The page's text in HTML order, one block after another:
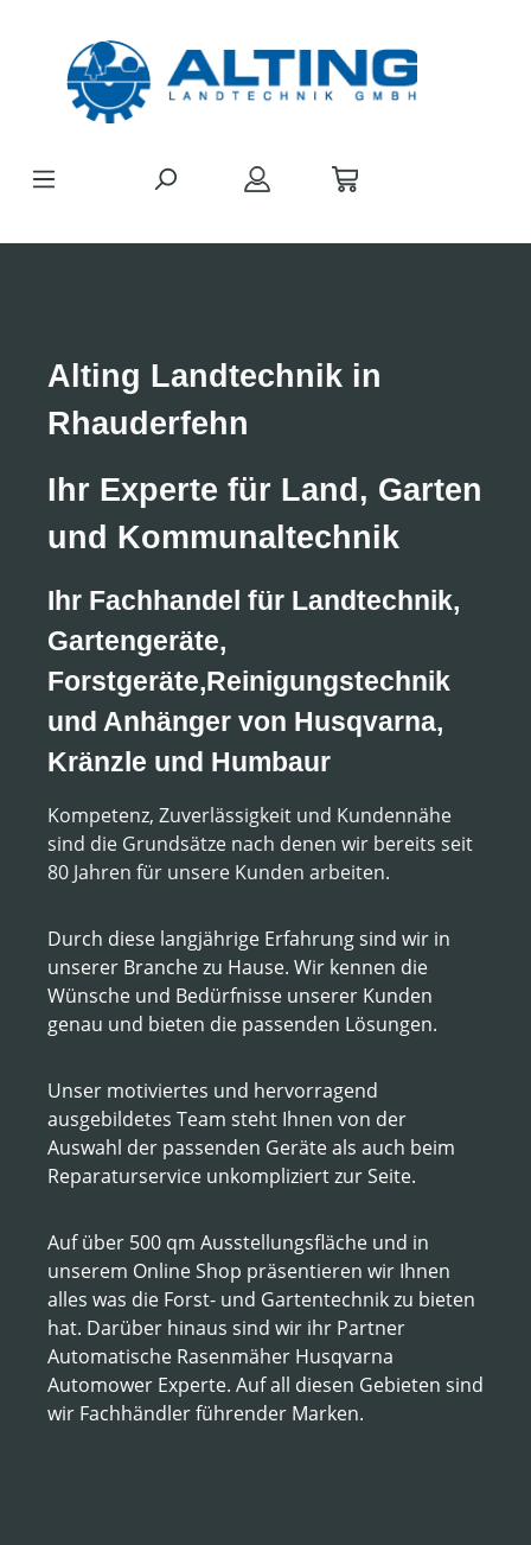
Alting Landtechnik in
Rhauderfehn
Ihr Experte für Land, Garten
und Kommunaltechnik
Ihr Fachhandel für Landtechnik,
Gartengeräte,
Forstgeräte,Reinigungstechnik
und Anhänger von Husqvarna,
Kränzle und Humbaur
Kompetenz, Zuverlässigkeit und Kundennähe
sind die Grundsätze nach denen wir bereits seit
80 Jahren für unsere Kunden arbeiten.
Durch diese langjährige Erfahrung sind wir in
unserer Branche zu Hause. Wir kennen die
Wünsche und Bedürfnisse unserer Kunden
genau und bieten die passenden Lösungen.
Unser motiviertes und hervorragend
ausgebildetes Team steht Ihnen von der
Auswahl der passenden Geräte als auch beim
Reparaturservice unkompliziert zur Seite.
Auf über 500 qm Ausstellungsfläche und in
unserem Online Shop präsentieren wir Ihnen
alles was die Forst- und Gartentechnik zu bieten
hat. Darüber hinaus sind wir ihr Partner
Automatische Rasenmäher Husqvarna
Automower Experte. Auf all diesen Gebieten sind
wir Fachhändler führender Marken.